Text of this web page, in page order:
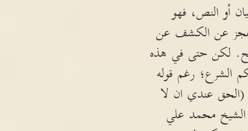
أو النص، فهو
يعجز عن الكشف عن
لكن حتى في هذه
الشرع؛ رغم قوله
عندي ان لا
محمد علي